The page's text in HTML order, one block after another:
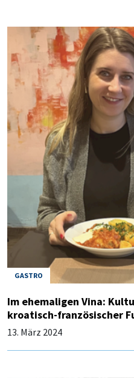
GASTRO
Im ehemaligen Vina:
kroatisch-französischer
13. März 2024